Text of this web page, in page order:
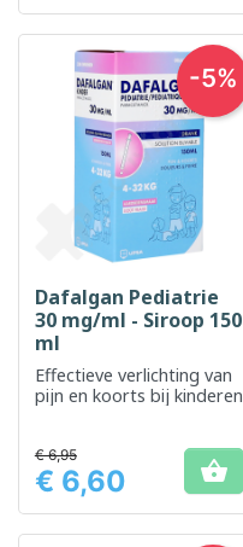
Dafalgan Pediatrie
30 mg/ml - Siroop 150
ml
Effectieve verlichting van
pijn en koorts bij kinderen
Prijs
€ 6,95
€ 6,60 
-5%